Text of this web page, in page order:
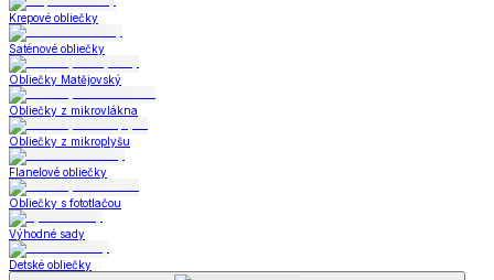
Krepové obliečky
Saténové obliečky
Obliečky Matějovský
Obliečky z mikrovlákna
Obliečky z mikroplyšu
Flanelové obliečky
Obliečky s fototlačou
Výhodné sady
Detské obliečky